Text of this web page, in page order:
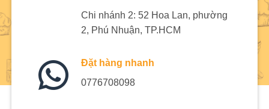
Chi nhánh 2: 52 Hoa Lan, phường
2, Phú Nhuận, TP.HCM
Đặt hàng nhanh
0776708098